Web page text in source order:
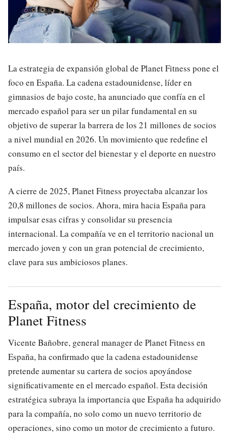
La estrategia de expansión global de Planet Fitness pone el
foco en España. La cadena estadounidense, líder en
gimnasios de bajo coste, ha anunciado que confía en el
mercado español para ser un pilar fundamental en su
objetivo de superar la barrera de los 21 millones de socios
a nivel mundial en 2026. Un movimiento que redefine el
consumo en el sector del bienestar y el deporte en nuestro
país.
A cierre de 2025, Planet Fitness proyectaba alcanzar los
20,8 millones de socios. Ahora, mira hacia España para
impulsar esas cifras y consolidar su presencia
internacional. La compañía ve en el territorio nacional un
mercado joven y con un gran potencial de crecimiento,
clave para sus ambiciosos planes.
España, motor del crecimiento de
Planet Fitness
Vicente Bañobre, general manager de Planet Fitness en
España, ha confirmado que la cadena estadounidense
pretende aumentar su cartera de socios apoyándose
significativamente en el mercado español. Esta decisión
estratégica subraya la importancia que España ha adquirido
para la compañía, no solo como un nuevo territorio de
operaciones, sino como un motor de crecimiento a futuro.